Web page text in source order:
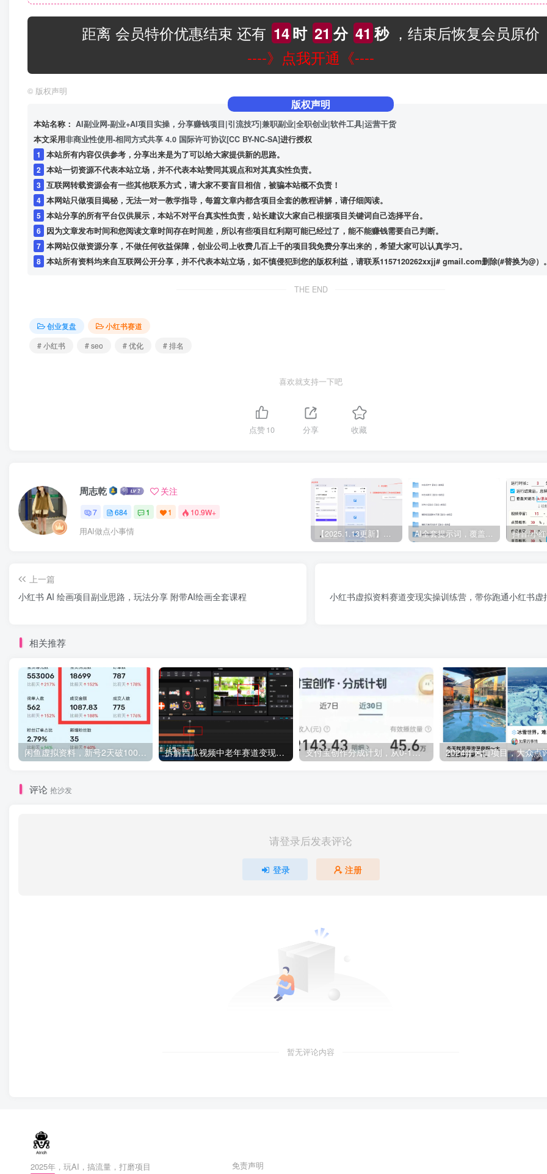
距离 会员特价优惠结束 还有 14时 21 分 40 秒，结束后恢复会员原价
----》点我开通《----
© 版权声明
版权声明
本站名称： AI副业网-副业+AI项目实操，分享赚钱项目|引流技巧|兼职副业|全职创业|软件工具|运营干货
本文采用非商业性使用-相同方式共享 4.0 国际许可协议[CC BY-NC-SA]进行授权
1
本站所有内容仅供参考，分享出来是为了可以给大家提供新的思路。
2 本站一切资源不代表本站立场，并不代表本站赞同其观点和对其真实性负责。
3 互联网转载资源会有一些其他联系方式，请大家不要盲目相信，被骗本站概不负责！
4 本网站只做项目揭秘，无法一对一教学指导，每篇文章内都含项目全套的教程讲解，请仔细阅读。
5 本站分享的所有平台仅供展示，本站不对平台真实性负责，站长建议大家自己根据项目关键词自己选择平台。
6 因为文章发布时间和您阅读文章时间存在时间差，所以有些项目红利期可能已经过了，能不能赚钱需要自己判断。
7 本网站仅做资源分享，不做任何收益保障，创业公司上收费几百上千的项目我免费分享出来的，希望大家可以认真学习。
8 本站所有资料均来自互联网公开分享，并不代表本站立场，如不慎侵犯到您的版权利益，请联系1157120262xxjj# gmail.com删除(#替换为@）
THE END
创业复盘
小红书赛道
# 小红书
# seo # 优化 # 排名
喜欢就支持一下吧
点赞10 分享 收藏
周志乾 关注
7 684 1 1 10.9W+
用AI做点小事情 【2025.1.13更新】Coze应用实战 如何利用coze应用功能，开发一个小程序，并发布到微信 AI全套提示词，覆盖微头条、小说、短视频脚本等32+创作场景
上一篇
小红书 AI 绘画项目副业思路，玩法分享 附带AI绘画全套课程
小红书虚拟资料赛道变现实操训练营，带你跑通小红书虚
相关推荐
闲鱼虚拟资料，新号2天破100单，利润近600的爆款5大选品方法，外加单人批量实操技巧分享 拆解西瓜视频中老年赛道变现项目，单价50-100+可矩阵，一条龙实操玩法分享给你 支付宝创作分成计划，从0-1保姆级教程分享
评论 抢沙发
请登录后发表评论
登录 注册
暂无评论内容
2025年，玩AI，搞流量，打磨项目 免责声明